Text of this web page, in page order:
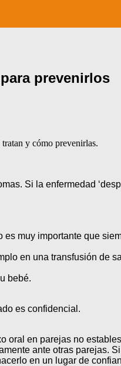
prevenirlos
tratan y cómo prevenirlas.
Si la enfermedad
muy importante que
en una transfusión de
bebé.
es confidencial.
en parejas no
ante otras parejas.
en un lugar de